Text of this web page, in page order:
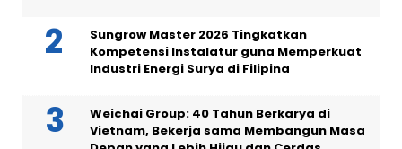
Sungrow Master 2026 Tingkatkan
Kompetensi Instalatur guna Memperkuat
Industri Energi Surya di Filipina
Weichai Group: 40 Tahun Berkarya di
Vietnam, Bekerja sama Membangun Masa